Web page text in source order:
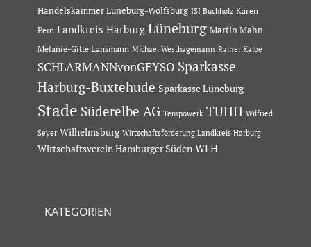
Handelskammer Lüneburg-Wolfsburg ISI Buchholz Karen
Pein Landkreis Harburg Lüneburg Martin Mahn
Melanie-Gitte Lansmann Michael Westhagemann Rainer Kalbe
SCHLARMANNvonGEYSO Sparkasse
Harburg-Buxtehude Sparkasse Lüneburg
Stade Süderelbe AG Tempowerk TUHH Wilfried
Seyer Wilhelmsburg Wirtschaftsförderung Landkreis Harburg
Wirtschaftsverein Hamburger Süden WLH
KATEGORIEN